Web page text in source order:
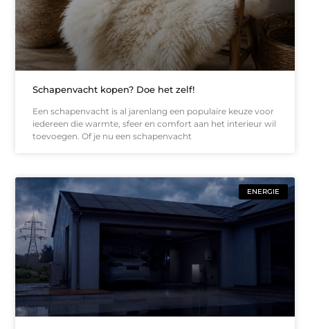
Schapenvacht kopen? Doe het zelf!
Een schapenvacht is al jarenlang een populaire keuze voor
iedereen die warmte, sfeer en comfort aan het interieur wil
toevoegen. Of je nu een schapenvacht
ENERGIE